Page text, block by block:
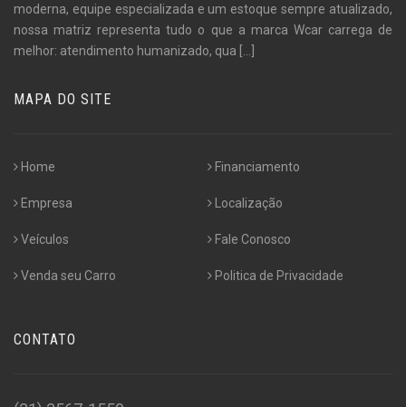
moderna, equipe especializada e um estoque sempre atualizado,
nossa matriz representa tudo o que a marca Wcar carrega de
melhor: atendimento humanizado, qua [...]
MAPA DO SITE
Home
Empresa
Veículos
Venda seu Carro
Financiamento
Localização
Fale Conosco
Politica de Privacidade
CONTATO